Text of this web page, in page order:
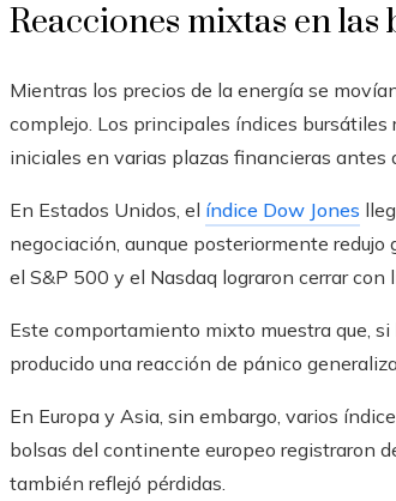
Reacciones mixtas en
Mientras los precios de la energía se
complejo. Los principales índices
iniciales en varias plazas financieras antes
En Estados Unidos, el índice Dow Jones
negociación, aunque posteriormente
el S&P 500 y el Nasdaq lograron cerrar con
Este comportamiento mixto muestra que,
producido una reacción de pánico
En Europa y Asia, sin embargo, varios
bolsas del continente europeo registraron
también reflejó pérdidas.